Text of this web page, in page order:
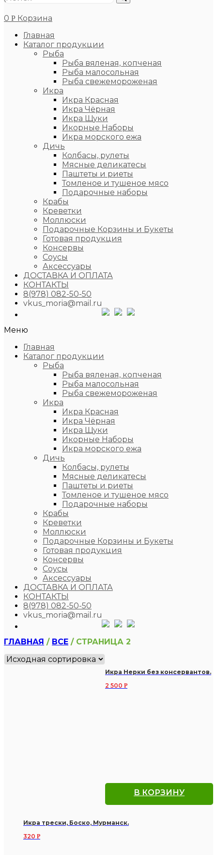
0 Р Корзина
Главная
Каталог продукции
Рыба
Рыба вяленая, копченая
Рыба малосольная
Рыба свежемороженая
Икра
Икра Красная
Икра Чёрная
Икра Щуки
Икорные Наборы
Икра морского ежа
Дичь
Колбасы, рулеты
Мясные деликатесы
Паштеты и риеты
Томленое и тушеное мясо
Подарочные наборы
Крабы
Креветки
Моллюски
Подарочные Корзины и Букеты
Готовая продукция
Консервы
Соусы
Аксессуары
ДОСТАВКА И ОПЛАТА
КОНТАКТЫ
8(978) 082-50-50
vkus_moria@mail.ru
Меню
Главная
Каталог продукции
Рыба
Рыба вяленая, копченая
Рыба малосольная
Рыба свежемороженая
Икра
Икра Красная
Икра Чёрная
Икра Щуки
Икорные Наборы
Икра морского ежа
Дичь
Колбасы, рулеты
Мясные деликатесы
Паштеты и риеты
Томленое и тушеное мясо
Подарочные наборы
Крабы
Креветки
Моллюски
Подарочные Корзины и Букеты
Готовая продукция
Консервы
Соусы
Аксессуары
ДОСТАВКА И ОПЛАТА
КОНТАКТЫ
8(978) 082-50-50
vkus_moria@mail.ru
ГЛАВНАЯ / ВСЕ / СТРАНИЦА 2
Икра Нерки без консервантов.
2 500 Р
В КОРЗИНУ
Икра трески, Боско, Мурманск.
320 Р